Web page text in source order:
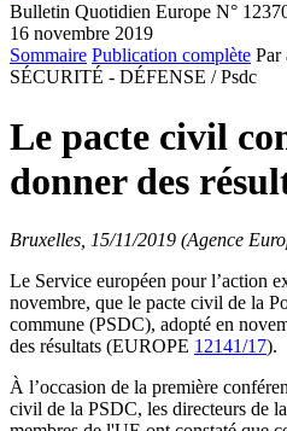
Bulletin Quotidien Europe N°
16 novembre 2019
Sommaire Publication complète Par
SÉCURITÉ - DÉFENSE / Psdc
Le pacte civil
donner des
Bruxelles, 15/11/2019 (Agence
Le Service européen pour l’action
novembre, que le pacte civil de la
commune (PSDC), adopté en
des résultats (EUROPE 12141/17).
À l’occasion de la première
civil de la PSDC, les directeurs de